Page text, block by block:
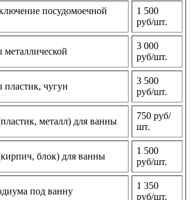
посудомоечной
1 500
руб/шт.
металлической
3 000
руб/шт.
пластик, чугун
3 500
руб/шт.
металл) для ванны
750 руб/
шт.
блок) для ванны
1 500
руб/шт.
под ванну
1 350
руб/шт.